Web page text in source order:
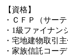
【資格】
・ＣＦＰ（サー
・1級ファイナ
・宅地建物取引
・家族信託コー